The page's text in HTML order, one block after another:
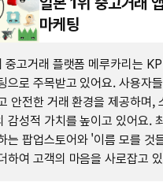
마케팅
중고거래 플랫폼 메루카리는
으로 주목받고 있어요. 사용자
안전한 거래 환경을 제공하며,
감성적 가치를 높이고 있어요.
는 팝업스토어와 '이름 모를 것
하여 고객의 마음을 사로잡고